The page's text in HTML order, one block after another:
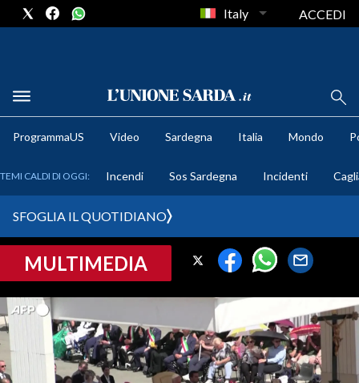
METEO
CRONACA SARDEGNA
PROVINCIA DI CAGLIARI
SULCIS IGLESIENTE
MEDIO CAMPIDANO
Italy ACCEDI
ProgrammaUS Video Sardegna Italia Mondo
TEMI CALDI DI OGGI: Incendi Sos Sardegna Incidenti
SFOGLIA IL QUOTIDIANO
MULTIMEDIA